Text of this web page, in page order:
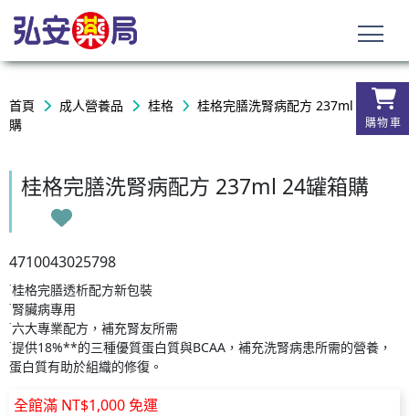
購物車
首頁 成人營養品 桂格
桂格完膳洗腎病配方 237ml 24罐箱
購
桂格完膳洗腎病配方 237ml 24罐箱購
4710043025798
˙桂格完膳透析配方新包裝
˙腎臟病專用
˙六大專業配方，補充腎友所需
˙提供18%**的三種優質蛋白質與BCAA，補充洗腎病患所需的營養，
蛋白質有助於組織的修復。
全館滿 NT$1,000 免運